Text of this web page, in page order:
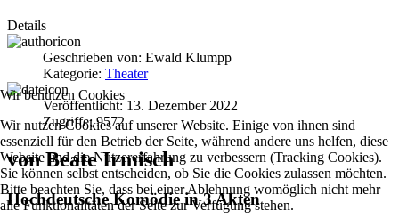
Details
Geschrieben von: Ewald Klumpp
Kategorie: Theater
Veröffentlicht: 13. Dezember 2022
Zugriffe: 9572
von Beate Irmisch
Hochdeutsche Komödie in 3 Akten
Wir benutzen Cookies
Wir nutzen Cookies auf unserer Website. Einige von ihnen sind
essenziell für den Betrieb der Seite, während andere uns helfen, diese
Website und die Nutzererfahrung zu verbessern (Tracking Cookies).
Sie können selbst entscheiden, ob Sie die Cookies zulassen möchten.
Bitte beachten Sie, dass bei einer Ablehnung womöglich nicht mehr
alle Funktionalitäten der Seite zur Verfügung stehen.